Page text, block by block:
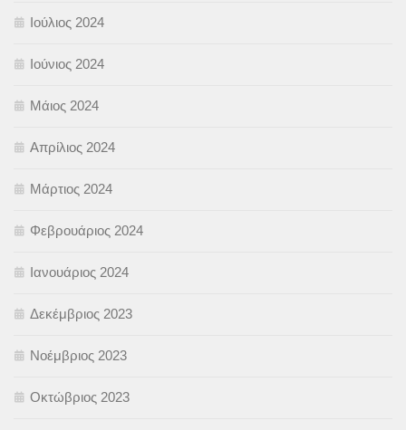
Ιούλιος 2024
Ιούνιος 2024
Μάιος 2024
Απρίλιος 2024
Μάρτιος 2024
Φεβρουάριος 2024
Ιανουάριος 2024
Δεκέμβριος 2023
Νοέμβριος 2023
Οκτώβριος 2023